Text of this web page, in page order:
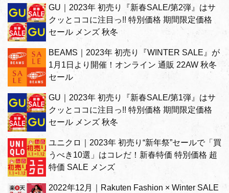
GU｜2023年 初売り『新春SALE/第2弾』はサ
クッとココに注目っ!! 特別価格 期間限定価格
セール メンズ 秋冬
BEAMS｜2023年 初売り『WINTER SALE』が
1月1日より開催！オンライン 通販 22AW 秋冬
セール
GU｜2023年 初売り『新春SALE/第1弾』はサ
クッとココに注目っ!! 特別価格 期間限定価格
セール メンズ 秋冬
ユニクロ｜2023年 初売り“新年祭”セールで「買
うべき10選」はコレだ！新春特価 特別価格 超
特価 SALE メンズ
2022年12月｜Rakuten Fashion × Winter SALE